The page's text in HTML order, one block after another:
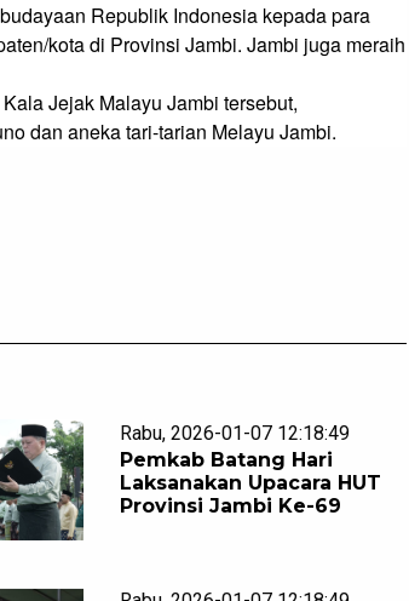
Republik Indonesia kepada para
kota di Provinsi Jambi. Jambi juga meraih
Kala Jejak Malayu Jambi tersebut,
dan aneka tari-tarian Melayu Jambi.
Rabu, 2026-01-07 12:18:49
Pemkab Batang Hari
Laksanakan Upacara HUT
Provinsi Jambi Ke-69